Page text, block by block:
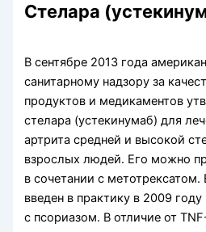
Стелара
В сентябре 2013 года
санитарному надзору за
продуктов и медикаментов
стелара (устекинумаб) для
артрита средней и высокой
взрослых людей. Его можно
в сочетании с
введен в практику в 2009
с псориазом. В отличие от